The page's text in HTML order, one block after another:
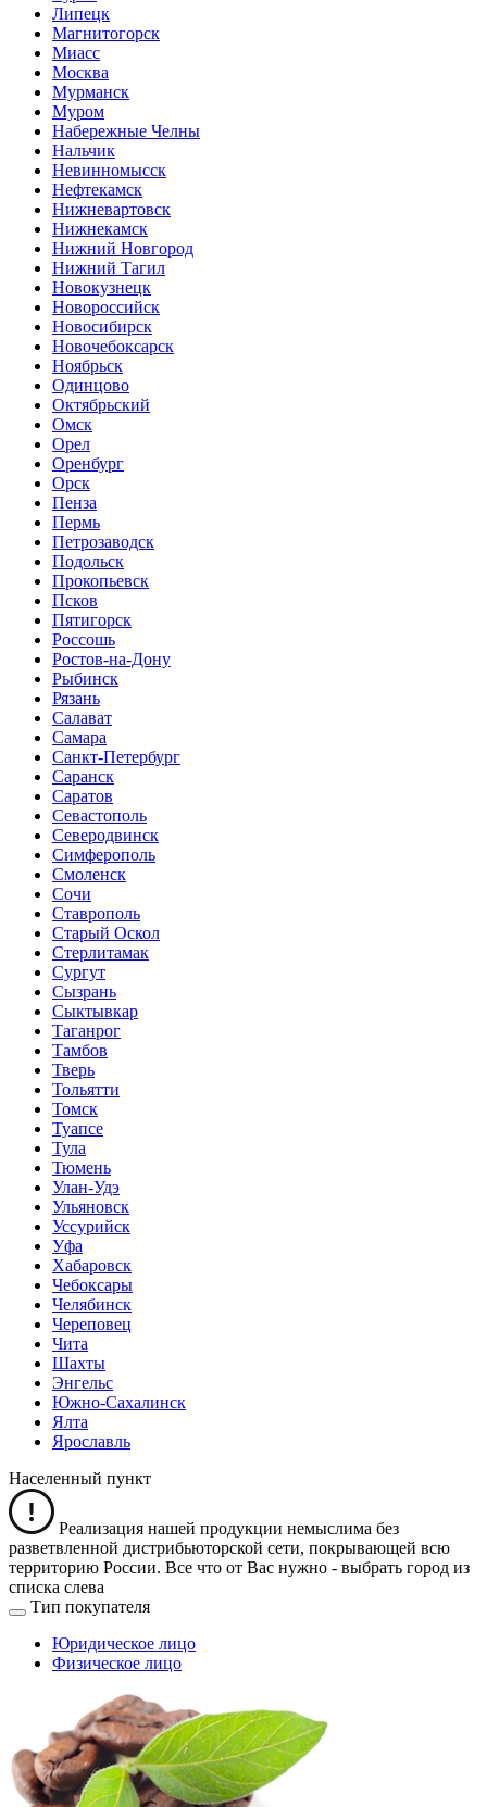
Липецк
Магнитогорск
Миасс
Москва
Мурманск
Муром
Набережные Челны
Нальчик
Невинномысск
Нефтекамск
Нижневартовск
Нижнекамск
Нижний Новгород
Нижний Тагил
Новокузнецк
Новороссийск
Новосибирск
Новочебоксарск
Ноябрьск
Одинцово
Октябрьский
Омск
Орел
Оренбург
Орск
Пенза
Пермь
Петрозаводск
Подольск
Прокопьевск
Псков
Пятигорск
Россошь
Ростов-на-Дону
Рыбинск
Рязань
Салават
Самара
Санкт-Петербург
Саранск
Саратов
Севастополь
Северодвинск
Симферополь
Смоленск
Сочи
Ставрополь
Старый Оскол
Стерлитамак
Сургут
Сызрань
Сыктывкар
Таганрог
Тамбов
Тверь
Тольятти
Томск
Туапсе
Тула
Тюмень
Улан-Удэ
Ульяновск
Уссурийск
Уфа
Хабаровск
Чебоксары
Челябинск
Череповец
Чита
Шахты
Энгельс
Южно-Сахалинск
Ялта
Ярославль
Населенный пункт
Реализация нашей продукции немыслима без
разветвленной дистрибьюторской сети, покрывающей всю
территорию России. Все что от Вас нужно - выбрать город из
списка слева
Тип покупателя
Юридическое лицо
Физическое лицо